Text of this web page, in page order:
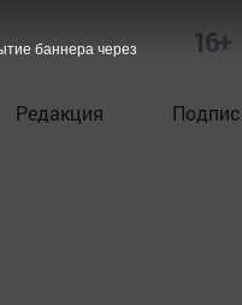
16+
Редакция
баннера через